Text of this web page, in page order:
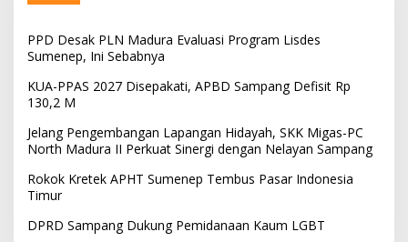
PPD Desak PLN Madura Evaluasi Program Lisdes
Sumenep, Ini Sebabnya
KUA-PPAS 2027 Disepakati, APBD Sampang Defisit Rp
130,2 M
Jelang Pengembangan Lapangan Hidayah, SKK Migas-PC
North Madura II Perkuat Sinergi dengan Nelayan Sampang
Rokok Kretek APHT Sumenep Tembus Pasar Indonesia
Timur
DPRD Sampang Dukung Pemidanaan Kaum LGBT